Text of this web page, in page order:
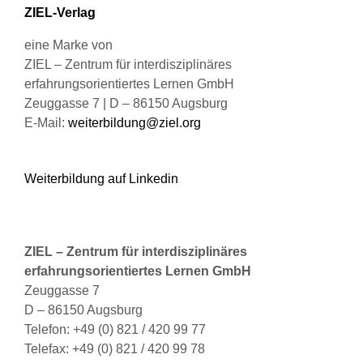
werden
ZIEL-Verlag
eine Marke von
ZIEL – Zentrum für interdisziplinäres
erfahrungsorientiertes Lernen GmbH
Zeuggasse 7 | D – 86150 Augsburg
E-Mail: weiterbildung@ziel.org
Weiterbildung auf Linkedin
ZIEL – Zentrum für interdisziplinäres
erfahrungsorientiertes Lernen GmbH
Zeuggasse 7
D – 86150 Augsburg
Telefon: +49 (0) 821 / 420 99 77
Telefax: +49 (0) 821 / 420 99 78